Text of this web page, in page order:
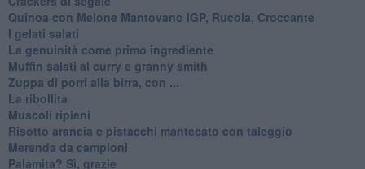
Quinoa con Melone Mantovano IGP, Rucola, Croccante
I gelati salati
La genuinità come primo ingrediente
Muffin salati al curry e granny smith
Zuppa di porri alla birra, con ...
La ribollita
Muscoli ripieni
Risotto arancia e pistacchi mantecato con taleggio
Merenda da campioni
Palamita? Sì, grazie